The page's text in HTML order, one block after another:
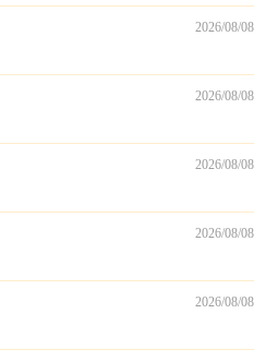
2026/08/08
2026/08/08
2026/08/08
2026/08/08
2026/08/08